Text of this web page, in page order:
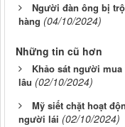
Người đàn ông bị
hàng (04/10/2024)
Những tin cũ hơn
Khảo sát người
lâu (02/10/2024)
Mỹ siết chặt hoạt
người lái (02/10/2024)